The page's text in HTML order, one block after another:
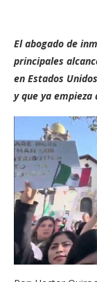
El abogado de
principales
en Estados
y que ya